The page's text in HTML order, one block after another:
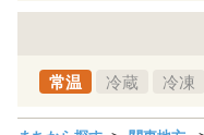
常温 冷蔵 冷凍